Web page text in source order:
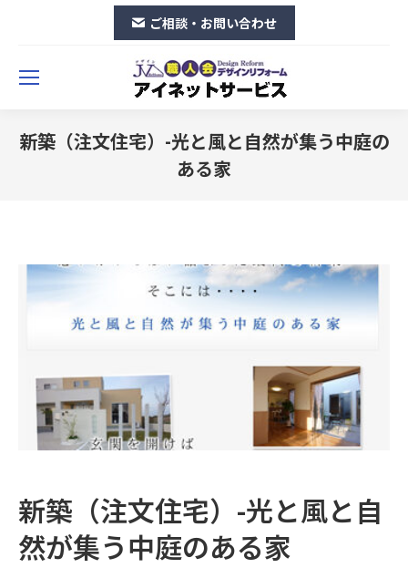
ご相談・お問い合わせ
新築（注文住宅）-光と風と自然が集う中庭の
ある家
新築（注文住宅）-光と風と自
然が集う中庭のある家